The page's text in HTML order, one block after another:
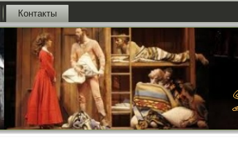
Контакты